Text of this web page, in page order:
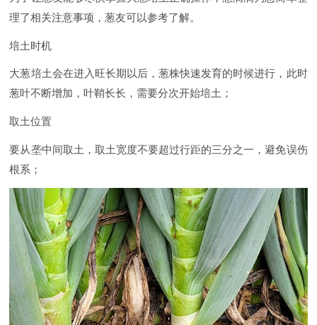
理了相关注意事项，葱友可以参考了解。
培土时机
大葱培土会在进入旺长期以后，葱株快速发育的时候进行，此时
葱叶不断增加，叶鞘长长，需要分次开始培土；
取土位置
要从垄中间取土，取土宽度不要超过行距的三分之一，避免误伤
根系；